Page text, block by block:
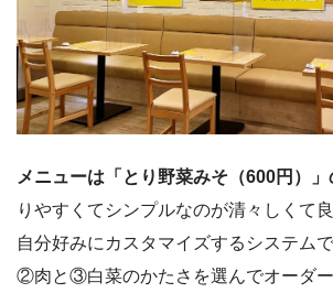
メニューは「とり野菜みそ（600円）」
りやすくてシンプルなのが清々しくて
自分好みにカスタマイズするシステム
②肉と③白菜のかたさを選んでオーダー